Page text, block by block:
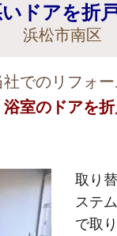
ドアを折
浜松市南区
でのリフォー
室のドアを
取り
ステ
で取